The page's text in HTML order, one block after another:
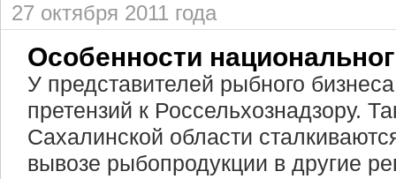
27 октября 2011 года
Особенности
У представителей рыбного
претензий к Россельхознадзору.
Сахалинской области
вывозе рыбопродукции в другие